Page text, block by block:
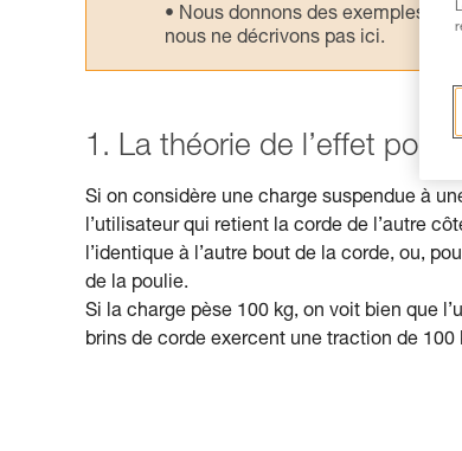
Nous donnons des exemples de
nous ne décrivons pas ici.
1. La théorie de l’effet poulie
Si on considère une charge suspendue à
l’utilisateur qui retient la corde de l’autre
l’identique à l’autre bout de la corde, ou,
de la poulie.
Si la charge pèse 100 kg, on voit bien que
brins de corde exercent une traction de